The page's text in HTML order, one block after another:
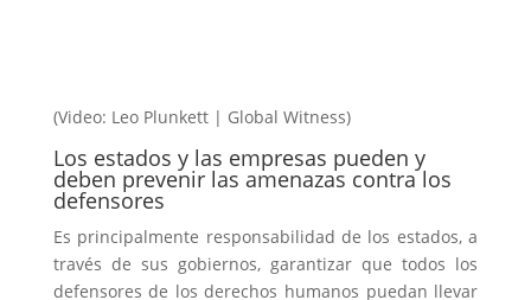
(Video: Leo Plunkett | Global Witness)
Los estados y las empresas pueden y
deben prevenir las amenazas contra los
defensores
Es principalmente responsabilidad de los estados, a
través de sus gobiernos, garantizar que todos los
defensores de los derechos humanos puedan llevar